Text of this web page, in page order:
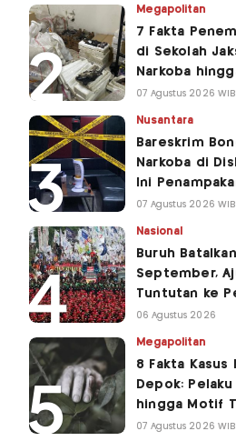
Megapolitan
7 Fakta
di Sekolah
Narkoba
07 Agustus 2026 WIB
Nusantara
Bareskrim
Narkoba di
Ini
07 Agustus 2026 WIB
Nasional
Buruh
September,
Tuntutan ke
06 Agustus 2026
Megapolitan
8 Fakta Kasus
Depok:
hingga Motif
07 Agustus 2026 WIB